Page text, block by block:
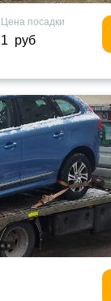
Цена посадки
1 руб